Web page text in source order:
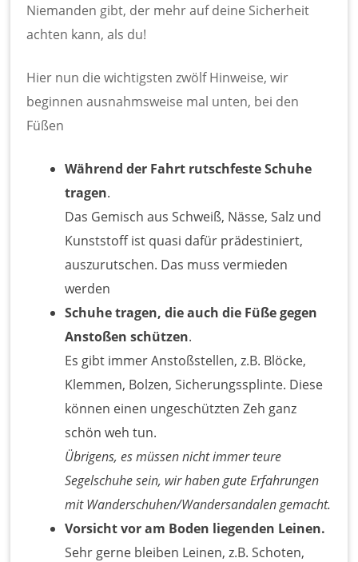
Niemanden gibt, der mehr auf deine Sicherheit
achten kann, als du!
Hier nun die wichtigsten zwölf Hinweise, wir
beginnen ausnahmsweise mal unten, bei den
Füßen
Während der Fahrt rutschfeste Schuhe
tragen.
Das Gemisch aus Schweiß, Nässe, Salz und
Kunststoff ist quasi dafür prädestiniert,
auszurutschen. Das muss vermieden
werden
Schuhe tragen, die auch die Füße gegen
Anstoßen schützen.
Es gibt immer Anstoßstellen, z.B. Blöcke,
Klemmen, Bolzen, Sicherungssplinte. Diese
können einen ungeschützten Zeh ganz
schön weh tun.
Übrigens, es müssen nicht immer teure
Segelschuhe sein, wir haben gute Erfahrungen
mit Wanderschuhen/Wandersandalen gemacht.
Vorsicht vor am Boden liegenden Leinen.
Sehr gerne bleiben Leinen, z.B. Schoten,